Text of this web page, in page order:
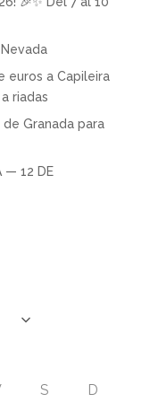
euros a Capileira
riadas
Granada para
— 12 DE
S D